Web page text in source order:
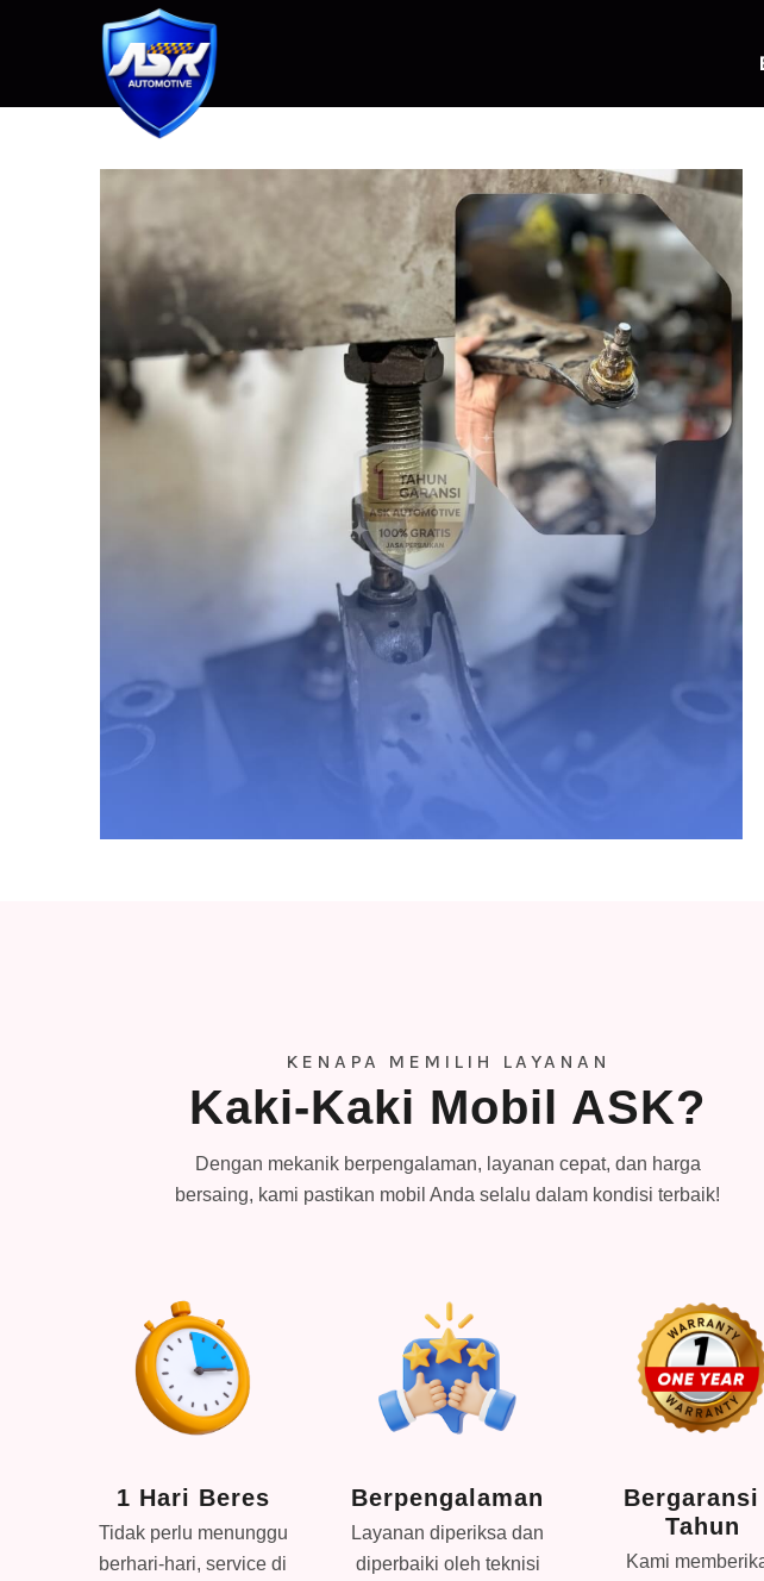
KENAPA MEMILIH LAYANAN
Kaki-Kaki Mobil ASK?
Dengan mekanik berpengalaman, layanan cepat, dan harga
bersaing, kami pastikan mobil Anda selalu dalam kondisi terbaik!
1 Hari Beres
Tidak perlu menunggu
berhari-hari, service di
Berpengalaman
Layanan diperiksa dan
diperbaiki oleh teknisi
Bergaransi
Tahun
Kami